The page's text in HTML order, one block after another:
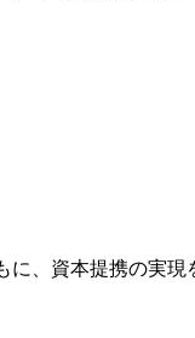
、資本提携の実現